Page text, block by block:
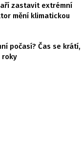
zastavit extrémní
mění klimatickou
počasí? Čas se krátí,
roky